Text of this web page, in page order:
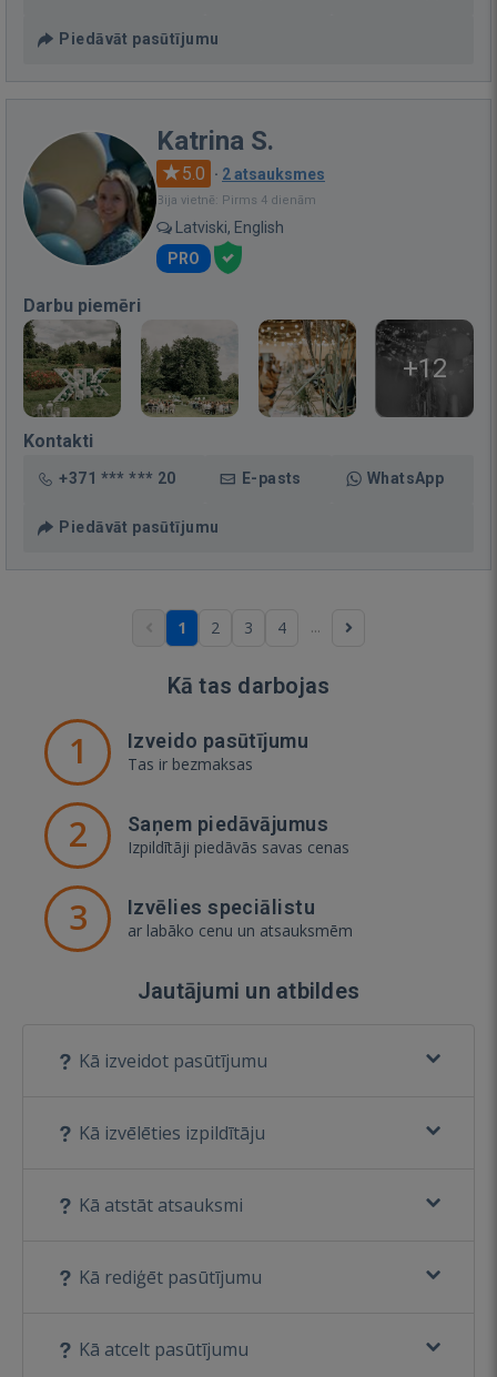
Piedāvāt pasūtījumu
Katrina S.
5.0 · 2 atsauksmes
Bija vietnē: Pirms 4 dienām
Latviski, English
PRO
Darbu piemēri
+12
Kontakti
+371 *** *** 20 E-pasts WhatsApp
Piedāvāt pasūtījumu
1 2 3 4 ...
Kā tas darbojas
1 Izveido pasūtījumu
Tas ir bezmaksas
2 Saņem piedāvājumus
Izpildītāji piedāvās savas cenas
3 Izvēlies speciālistu
ar labāko cenu un atsauksmēm
Jautājumi un atbildes
Kā izveidot pasūtījumu
Kā izvēlēties izpildītāju
Kā atstāt atsauksmi
Kā rediģēt pasūtījumu
Kā atcelt pasūtījumu